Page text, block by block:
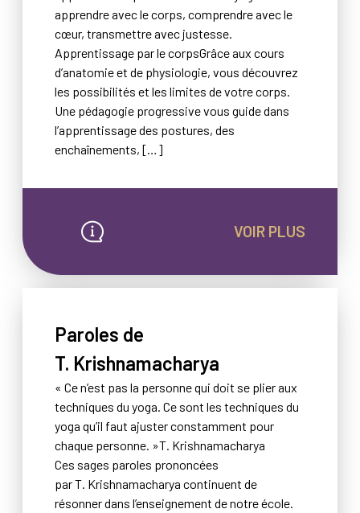
apprendre avec le corps, comprendre avec le
cœur, transmettre avec justesse.
Apprentissage par le corpsGrâce aux cours
d’anatomie et de physiologie, vous découvrez
les possibilités et les limites de votre corps.
Une pédagogie progressive vous guide dans
l’apprentissage des postures, des
enchaînements, […]
VOIR PLUS
Paroles de
T. Krishnamacharya
« Ce n’est pas la personne qui doit se plier aux
techniques du yoga. Ce sont les techniques du
yoga qu’il faut ajuster constamment pour
chaque personne. »T. Krishnamacharya
Ces sages paroles prononcées
par T. Krishnamacharya continuent de
résonner dans l’enseignement de notre école.